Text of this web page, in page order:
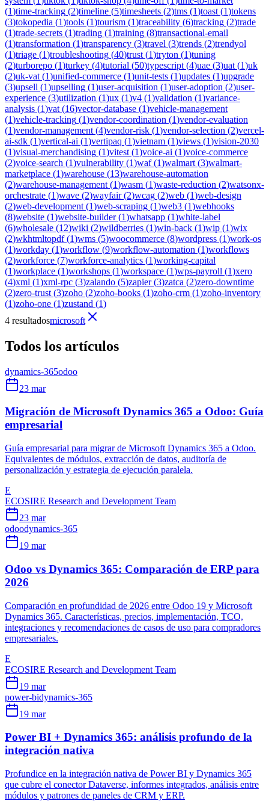
(1)time-tracking (2)timeline (5)timesheets (2)tms (1)toast (1)tokens
(3)tokopedia (1)tools (1)tourism (1)traceability (6)tracking (2)trade
(1)trade-secrets (1)trading (1)training (8)transactional-email
(1)transformation (1)transparency (3)travel (3)trends (2)trendyol
(1)triage (1)troubleshooting (40)trust (1)tryton (1)tuning
(2)turborepo (1)turkey (4)tutorial (50)typescript (4)uae (3)uat (1)uk
(2)uk-vat (1)unified-commerce (1)unit-tests (1)updates (1)upgrade
(3)upsell (1)upselling (1)user-acquisition (1)user-adoption (2)user-
experience (3)utilization (1)ux (1)v4 (1)validation (1)variance-
analysis (1)vat (16)vector-database (1)vehicle-management
(1)vehicle-tracking (1)vendor-coordination (1)vendor-evaluation
(1)vendor-management (4)vendor-risk (1)vendor-selection (2)vercel-
ai-sdk (1)vertical-ai (1)vertipaq (1)vietnam (1)views (1)vision-2030
(1)visual-merchandising (1)vitest (1)voice-ai (1)voice-commerce
(2)voice-search (1)vulnerability (1)waf(1)walmart (3)walmart-
marketplace (1)warehouse (13)warehouse-automation
(2)warehouse-management (1)wasm (1)waste-reduction (2)watsonx-
orchestrate (1)wave (2)wayfair(2)wcag (2)web (1)web-design
(2)web-development (1)web-scraping (1)web3 (1)webhooks
(8)website (1)website-builder(1)whatsapp (1)white-label
(6)wholesale (12)wiki (2)wildberries (1)win-back (1)wip (1)wix
(2)wkhtmltopdf(1)wms (5)woocommerce (8)wordpress (1)work-os
(1)workday (1)workflow (9)workflow-automation (1)workflows
(2)workforce (7)workforce-analytics (1)working-capital
(1)workplace (1)workshops (1)workspace (1)wps-payroll (1)xero
(4)xml (1)xml-rpc (3)zalando (5)zapier(3)zatca (2)zero-downtime
(2)zero-trust (3)zoho (2)zoho-books (1)zoho-crm (1)zoho-inventory
(1)zoho-one (1)zustand (1)
4 resultadosmicrosoft
Todos los artículos
dynamics-365odoo
23 mar
Migración de Microsoft Dynamics 365 a Odoo: Guía
empresarial
Guía empresarial para migrar de Microsoft Dynamics 365 a Odoo.
Equivalentes de módulos, extracción de datos, auditoría de
personalización y estrategia de ejecución paralela.
E
ECOSIRE Research and Development Team
23 mar
odoodynamics-365
19 mar
Odoo vs Dynamics 365: Comparación de ERP para
2026
Comparación en profundidad de 2026 entre Odoo 19 y Microsoft
Dynamics 365. Características, precios, implementación, TCO,
integraciones y recomendaciones de casos de uso para compradores
empresariales.
E
ECOSIRE Research and Development Team
19 mar
power-bidynamics-365
19 mar
Power BI + Dynamics 365: análisis profundo de la
integración nativa
Profundice en la integración nativa de Power BI y Dynamics 365
que cubre el conector Dataverse, informes integrados, análisis entre
módulos y patrones de paneles de CRM y ERP.